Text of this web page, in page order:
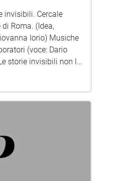
invisibili. Cercale
Roma. (Idea,
Iorio) Musiche
(voce: Dario
diventano
sono, esistono, da
ragnatele che
visibili tra i rami di un
le storie
farfalle variopinte